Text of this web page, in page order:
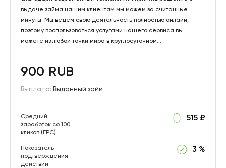
выдаче займа нашим клиентам мы можем за считанные
минуты. Мы ведем свою деятельность полностью онлайн,
поэтому воспользоваться услугами нашего сервиса вы
можете из любой точки мира в круглосуточном...
900 RUB
Выплата: Выданный займ
Средний
заработок со 100
кликов (EPC)
515 ₽
Показатель
подтверждения
действий
3 %